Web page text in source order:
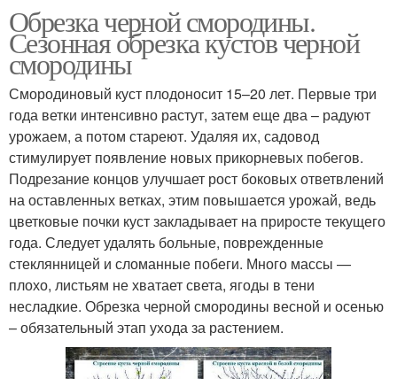
Обрезка черной смородины.
Сезонная обрезка кустов черной
смородины
Смородиновый куст плодоносит 15–20 лет. Первые три
года ветки интенсивно растут, затем еще два – радуют
урожаем, а потом стареют. Удаляя их, садовод
стимулирует появление новых прикорневых побегов.
Подрезание концов улучшает рост боковых ответвлений
на оставленных ветках, этим повышается урожай, ведь
цветковые почки куст закладывает на приросте текущего
года. Следует удалять больные, поврежденные
стеклянницей и сломанные побеги. Много массы —
плохо, листьям не хватает света, ягоды в тени
несладкие. Обрезка черной смородины весной и осенью
– обязательный этап ухода за растением.